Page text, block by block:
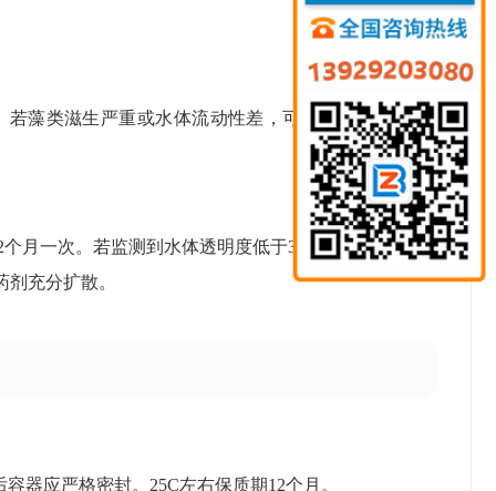
若藻类滋生严重或水体流动性差，可适当增加至60-
月一次。若监测到水体透明度低于30cm或藻类覆盖
充分扩散。
器应严格密封。25C左右保质期12个月。